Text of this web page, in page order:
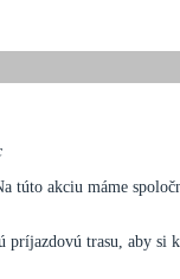
túto akciu máme
trasu, aby si